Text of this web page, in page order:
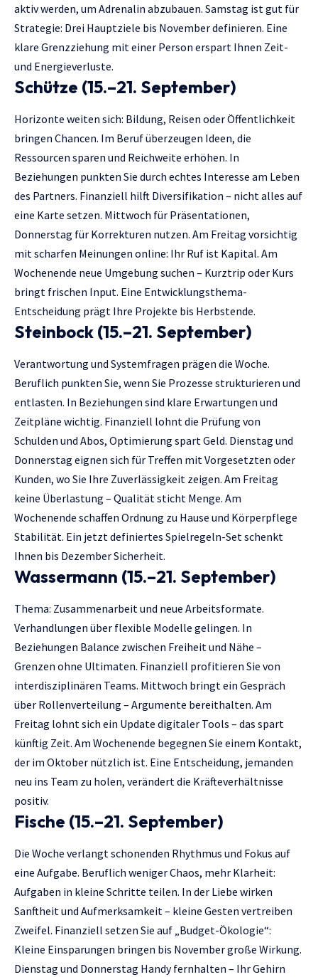
aktiv werden, um Adrenalin abzubauen. Samstag ist gut für
Strategie: Drei Hauptziele bis November definieren. Eine
klare Grenzziehung mit einer Person erspart Ihnen Zeit-
und Energieverluste.
Schütze (15.–21. September)
Horizonte weiten sich: Bildung, Reisen oder Öffentlichkeit
bringen Chancen. Im Beruf überzeugen Ideen, die
Ressourcen sparen und Reichweite erhöhen. In
Beziehungen punkten Sie durch echtes Interesse am Leben
des Partners. Finanziell hilft Diversifikation – nicht alles auf
eine Karte setzen. Mittwoch für Präsentationen,
Donnerstag für Korrekturen nutzen. Am Freitag vorsichtig
mit scharfen Meinungen online: Ihr Ruf ist Kapital. Am
Wochenende neue Umgebung suchen – Kurztrip oder Kurs
bringt frischen Input. Eine Entwicklungsthema-
Entscheidung prägt Ihre Projekte bis Herbstende.
Steinbock (15.–21. September)
Verantwortung und Systemfragen prägen die Woche.
Beruflich punkten Sie, wenn Sie Prozesse strukturieren und
entlasten. In Beziehungen sind klare Erwartungen und
Zeitpläne wichtig. Finanziell lohnt die Prüfung von
Schulden und Abos, Optimierung spart Geld. Dienstag und
Donnerstag eignen sich für Treffen mit Vorgesetzten oder
Kunden, wo Sie Ihre Zuverlässigkeit zeigen. Am Freitag
keine Überlastung – Qualität sticht Menge. Am
Wochenende schaffen Ordnung zu Hause und Körperpflege
Stabilität. Ein jetzt definiertes Spielregeln-Set schenkt
Ihnen bis Dezember Sicherheit.
Wassermann (15.–21. September)
Thema: Zusammenarbeit und neue Arbeitsformate.
Verhandlungen über flexible Modelle gelingen. In
Beziehungen Balance zwischen Freiheit und Nähe –
Grenzen ohne Ultimaten. Finanziell profitieren Sie von
interdisziplinären Teams. Mittwoch bringt ein Gespräch
über Rollenverteilung – Argumente bereithalten. Am
Freitag lohnt sich ein Update digitaler Tools – das spart
künftig Zeit. Am Wochenende begegnen Sie einem Kontakt,
der im Oktober nützlich ist. Eine Entscheidung, jemanden
neu ins Team zu holen, verändert die Kräfteverhältnisse
positiv.
Fische (15.–21. September)
Die Woche verlangt schonenden Rhythmus und Fokus auf
eine Aufgabe. Beruflich weniger Chaos, mehr Klarheit:
Aufgaben in kleine Schritte teilen. In der Liebe wirken
Sanftheit und Aufmerksamkeit – kleine Gesten vertreiben
Zweifel. Finanziell setzen Sie auf „Budget-Ökologie“:
Kleine Einsparungen bringen bis November große Wirkung.
Dienstag und Donnerstag Handy fernhalten – Ihr Gehirn